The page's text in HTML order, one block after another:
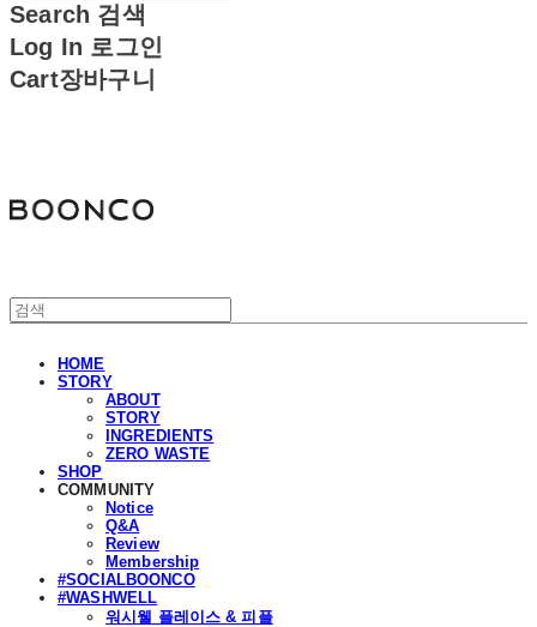
Search 검색
Log In 로그인
Cart장바구니
HOME
STORY
ABOUT
STORY
INGREDIENTS
ZERO WASTE
SHOP
COMMUNITY
Notice
Q&A
Review
Membership
#SOCIALBOONCO
#WASHWELL
워시웰 플레이스 & 피플